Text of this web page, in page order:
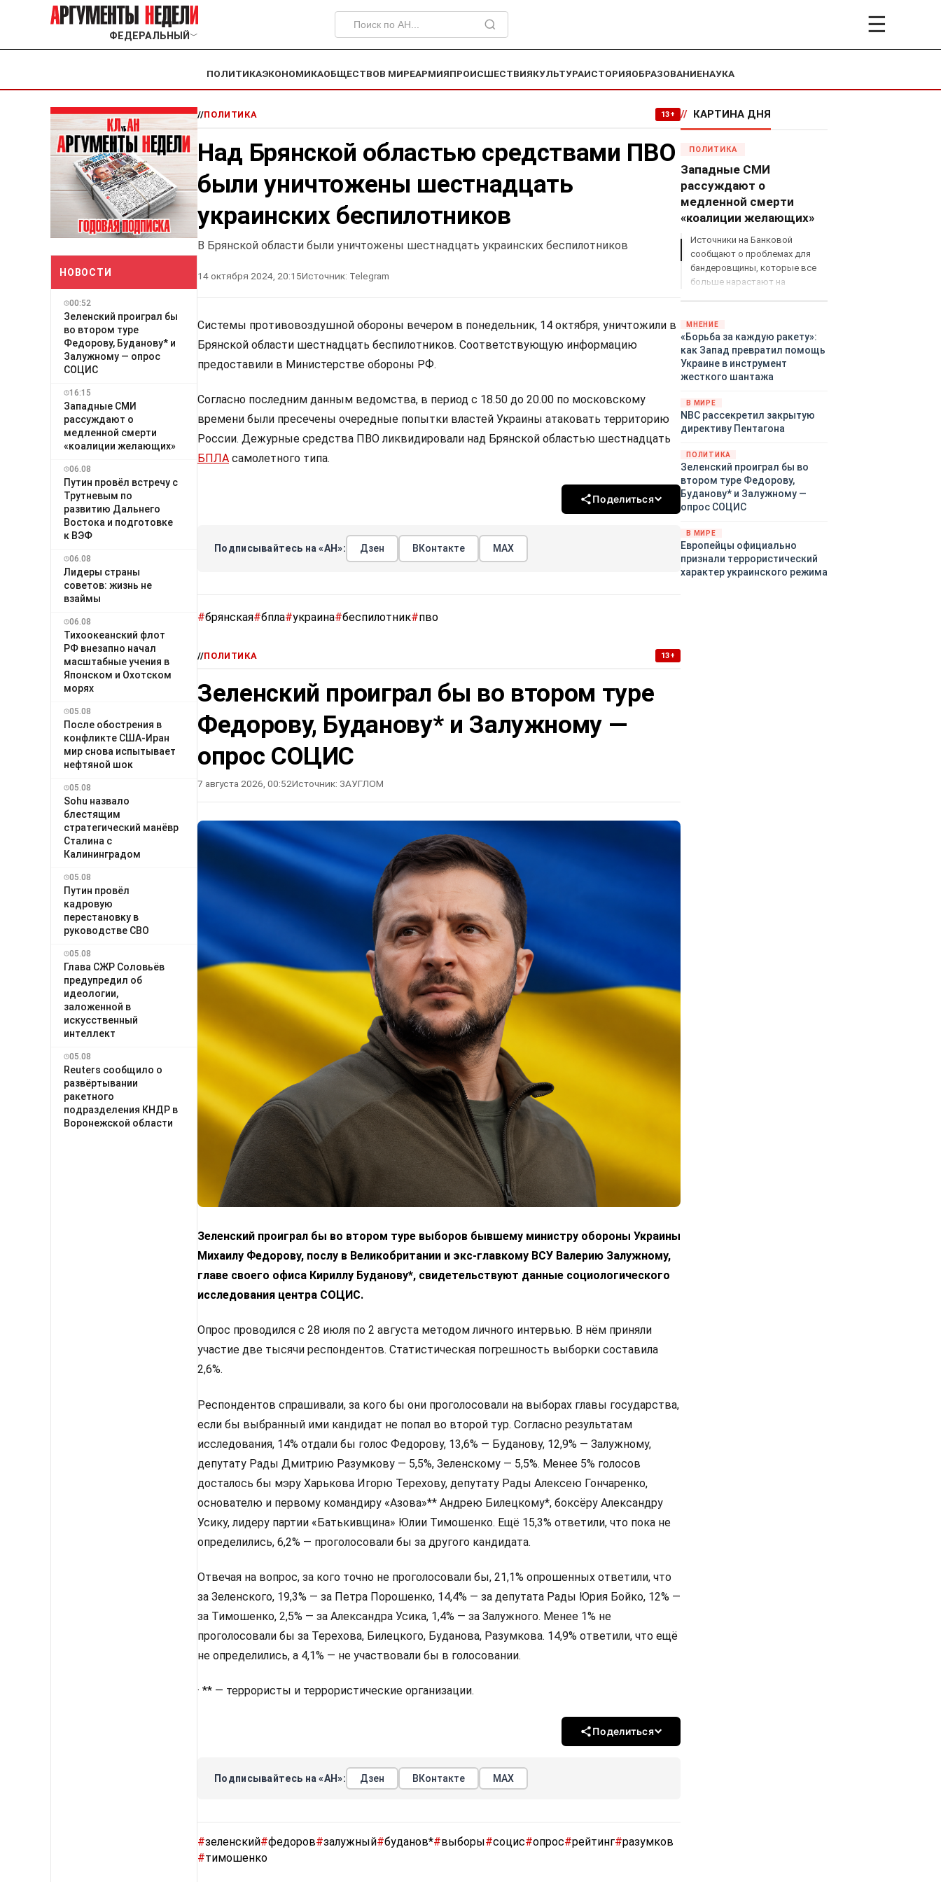
ФЕДЕРАЛЬНЫЙ ﹀ ☰
ПОЛИТИКАЭКОНОМИКАОБЩЕСТВОВ МИРЕАРМИЯПРОИСШЕСТВИЯКУЛЬТУРАИСТОРИЯОБРАЗОВАНИЕНАУКА
НОВОСТИ
00:52
Зеленский проиграл бы
во втором туре
Федорову, Буданову* и
Залужному — опрос
СОЦИС
16:15
Западные СМИ
рассуждают о
медленной смерти
«коалиции желающих»
06.08
Путин провёл встречу с
Трутневым по
развитию Дальнего
Востока и подготовке
к ВЭФ
06.08
Лидеры страны
советов: жизнь не
взаймы
06.08
Тихоокеанский флот
РФ внезапно начал
масштабные учения в
Японском и Охотском
морях
05.08
После обострения в
конфликте США-Иран
мир снова испытывает
нефтяной шок
05.08
Sohu назвало
блестящим
стратегический манёвр
Сталина с
Калининградом
05.08
Путин провёл
кадровую
перестановку в
руководстве СВО
05.08
Глава СЖР Соловьёв
предупредил об
идеологии,
заложенной в
искусственный
интеллект
05.08
Reuters сообщило о
развёртывании
ракетного
подразделения КНДР в
Воронежской области
//ПОЛИТИКА 13+
Над Брянской областью средствами ПВО
были уничтожены шестнадцать
украинских беспилотников
В Брянской области были уничтожены шестнадцать украинских беспилотников
14 октября 2024, 20:15Источник: Telegram
Системы противовоздушной обороны вечером в понедельник, 14 октября, уничтожили в
Брянской области шестнадцать беспилотников. Соответствующую информацию
предоставили в Министерстве обороны РФ.
Согласно последним данным ведомства, в период с 18.50 до 20.00 по московскому
времени были пресечены очередные попытки властей Украины атаковать территорию
России. Дежурные средства ПВО ликвидировали над Брянской областью шестнадцать
БПЛА самолетного типа.
Поделиться
Подписывайтесь на «АН»: Дзен ВКонтакте МАХ
#брянская#бпла#украина#беспилотник#пво
//ПОЛИТИКА 13+
Зеленский проиграл бы во втором туре
Федорову, Буданову* и Залужному —
опрос СОЦИС
7 августа 2026, 00:52Источник: ЗАУГЛОМ
Зеленский проиграл бы во втором туре выборов бывшему министру обороны Украины
Михаилу Федорову, послу в Великобритании и экс-главкому ВСУ Валерию Залужному,
главе своего офиса Кириллу Буданову*, свидетельствуют данные социологического
исследования центра СОЦИС.
Опрос проводился с 28 июля по 2 августа методом личного интервью. В нём приняли
участие две тысячи респондентов. Статистическая погрешность выборки составила
2,6%.
Респондентов спрашивали, за кого бы они проголосовали на выборах главы государства,
если бы выбранный ими кандидат не попал во второй тур. Согласно результатам
исследования, 14% отдали бы голос Федорову, 13,6% — Буданову, 12,9% — Залужному,
депутату Рады Дмитрию Разумкову — 5,5%, Зеленскому — 5,5%. Менее 5% голосов
досталось бы мэру Харькова Игорю Терехову, депутату Рады Алексею Гончаренко,
основателю и первому командиру «Азова»** Андрею Билецкому*, боксёру Александру
Усику, лидеру партии «Батькивщина» Юлии Тимошенко. Ещё 15,3% ответили, что пока не
определились, 6,2% — проголосовали бы за другого кандидата.
Отвечая на вопрос, за кого точно не проголосовали бы, 21,1% опрошенных ответили, что
за Зеленского, 19,3% — за Петра Порошенко, 14,4% — за депутата Рады Юрия Бойко, 12% —
за Тимошенко, 2,5% — за Александра Усика, 1,4% — за Залужного. Менее 1% не
проголосовали бы за Терехова, Билецкого, Буданова, Разумкова. 14,9% ответили, что ещё
не определились, а 4,1% — не участвовали бы в голосовании.
· ** — террористы и террористические организации.
Поделиться
Подписывайтесь на «АН»: Дзен ВКонтакте МАХ
#зеленский#федоров#залужный#буданов*#выборы#социс#опрос#рейтинг#разумков
#тимошенко
// КАРТИНА ДНЯ
ПОЛИТИКА
Западные СМИ
рассуждают о
медленной смерти
«коалиции желающих»
Источники на Банковой
сообщают о проблемах для
бандеровщины, которые все
больше нарастают на
«страны 404» в следующем
году. Однако киевские
временщики не торопятся
заключать мир - ведь есть
поддержка в ЕС.
Британии и Германии, выборы
во Франции могут полностью
изменить геополитический
ландшафт в мире, пока
Зеленский ожидает выборов
в США.
МНЕНИЕ
«Борьба за каждую ракету»:
как Запад превратил помощь
Украине в инструмент
жесткого шантажа
В МИРЕ
NBC рассекретил закрытую
директиву Пентагона
ПОЛИТИКА
Зеленский проиграл бы во
втором туре Федорову,
Буданову* и Залужному —
опрос СОЦИС
В МИРЕ
Европейцы официально
признали террористический
характер украинского режима